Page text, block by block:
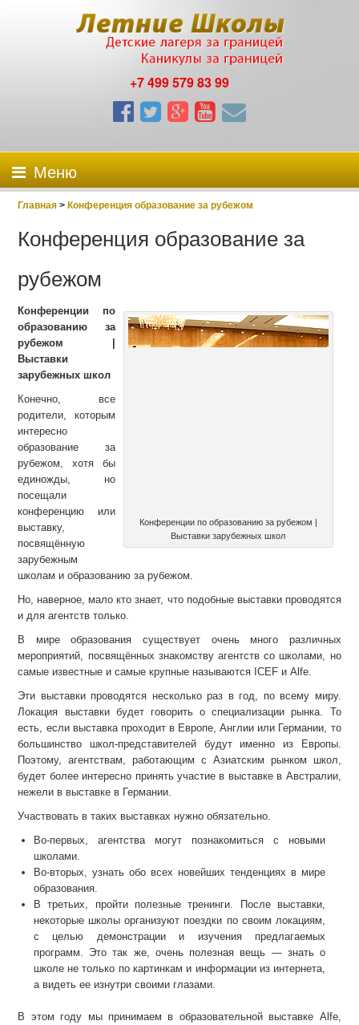
+7 499 579 83 99
Меню
Главная > Конференция образование за рубежом
Конференция образование за
рубежом
Конференции по образованию за рубежом |
Выставки зарубежных школ
Конференции по
образованию за
рубежом |
Выставки
зарубежных школ
Конечно, все
родители, которым
интересно
образование за
рубежом, хотя бы
единожды, но
посещали
конференцию или
выставку,
посвящённую
зарубежным
школам и образованию за рубежом.
Но, наверное, мало кто знает, что подобные выставки проводятся
и для агентств только.
В мире образования существует очень много различных
мероприятий, посвящённых знакомству агентств со школами, но
самые известные и самые крупные называются ICEF и Alfe.
Эти выставки проводятся несколько раз в год, по всему миру.
Локация выставки будет говорить о специализации рынка. То
есть, если выставка проходит в Европе, Англии или Германии, то
большинство школ-представителей будут именно из Европы.
Поэтому, агентствам, работающим с Азиатским рынком школ,
будет более интересно принять участие в выставке в Австралии,
нежели в выставке в Германии.
Участвовать в таких выставках нужно обязательно.
Во-первых, агентства могут познакомиться с новыми
школами.
Во-вторых, узнать обо всех новейших тенденциях в мире
образования.
В третьих, пройти полезные тренинги. После выставки,
некоторые школы организуют поездки по своим локациям,
с целью демонстрации и изучения предлагаемых
программ. Это так же, очень полезная вещь — знать о
школе не только по картинкам и информации из интернета,
а видеть ее изнутри своими глазами.
В этом году мы принимаем в образовательной выставке Alfe,